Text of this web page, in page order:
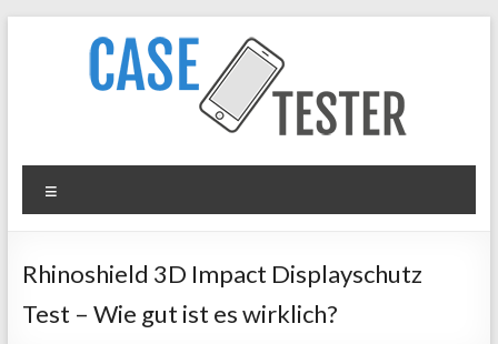
Case
Tester
Hüllen
&
Rhinoshield 3D Impact Displayschutz
Test – Wie gut ist es wirklich?